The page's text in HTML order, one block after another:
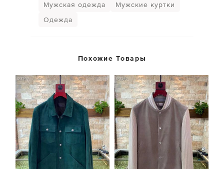
Мужская одежда
Мужские куртки
Одежда
Похожие Товары